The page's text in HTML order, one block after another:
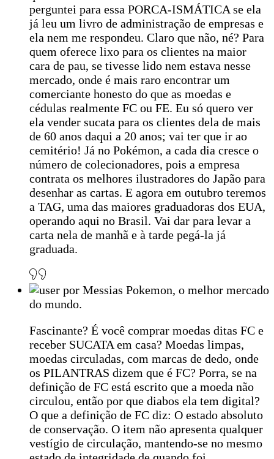
perguntei para essa PORCA-ISMÁTICA se ela
já leu um livro de administração de empresas e
ela nem me respondeu. Claro que não, né? Para
quem oferece lixo para os clientes na maior
cara de pau, se tivesse lido nem estava nesse
mercado, onde é mais raro encontrar um
comerciante honesto do que as moedas e
cédulas realmente FC ou FE. Eu só quero ver
ela vender sucata para os clientes dela de mais
de 60 anos daqui a 20 anos; vai ter que ir ao
cemitério! Já no Pokémon, a cada dia cresce o
número de colecionadores, pois a empresa
contrata os melhores ilustradores do Japão para
desenhar as cartas. E agora em outubro teremos
a TAG, uma das maiores graduadoras dos EUA,
operando aqui no Brasil. Vai dar para levar a
carta nela de manhã e à tarde pegá-la já
graduada.
por Messias Pokemon, o melhor mercado
do mundo.
Fascinante? É você comprar moedas ditas FC e
receber SUCATA em casa? Moedas limpas,
moedas circuladas, com marcas de dedo, onde
os PILANTRAS dizem que é FC? Porra, se na
definição de FC está escrito que a moeda não
circulou, então por que diabos ela tem digital?
O que a definição de FC diz: O estado absoluto
de conservação. O item não apresenta qualquer
vestígio de circulação, mantendo-se no mesmo